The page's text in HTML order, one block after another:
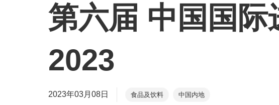
第六届 中国国际
2023
2023年03月08日 食品及饮料 中国内地